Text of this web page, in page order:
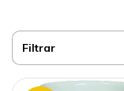
Filtrar